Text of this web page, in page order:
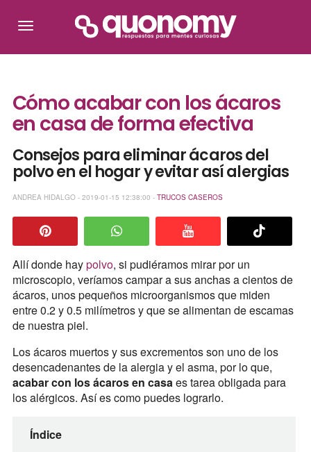
Cómo acabar con los ácaros
en casa de forma efectiva
Consejos para eliminar ácaros del
polvo en el hogar y evitar así alergias
ANDREA HIDALGO - 2019-01-15 12:38:00 - TRUCOS CASEROS
Allí donde haypolvo, si pudiéramos mirar por un
microscopio, veríamos campar a sus anchas a cientos de
ácaros, unos pequeños microorganismos que miden
entre 0.2 y 0.5 milímetros y que se alimentan de escamas
de nuestra piel.
Los ácaros muertos y sus excrementos son uno de los
desencadenantes de la alergia y el asma, por lo que,
acabar con los ácaros en casaes tarea obligada para
los alérgicos. Así es como puedes lograrlo.
Índice